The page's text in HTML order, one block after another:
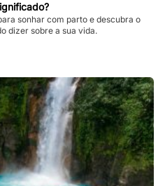
sonhar com parto e descubra o
dizer sobre a sua vida.